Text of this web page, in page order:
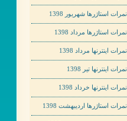
نمرات استاژرها شهریور 1398
نمرات استاژرها مرداد 1398
نمرات اینترنها مرداد 1398
نمرات اینترنها تیر 1398
نمرات اینترنها خرداد 1398
نمرات استاژرها اردیبهشت 1398